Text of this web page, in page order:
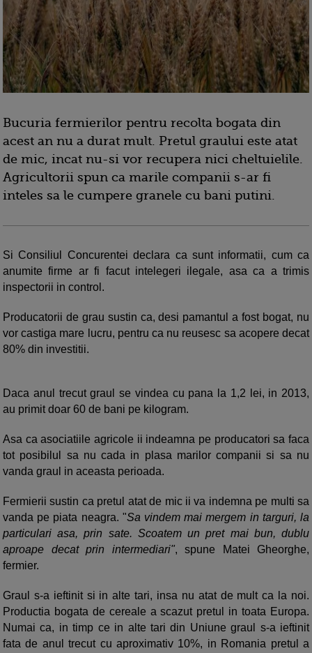
Bucuria fermierilor pentru recolta bogata din
acest an nu a durat mult. Pretul graului este atat
de mic, incat nu-si vor recupera nici cheltuielile.
Agricultorii spun ca marile companii s-ar fi
inteles sa le cumpere granele cu bani putini.
Si Consiliul Concurentei declara ca sunt informatii, cum ca
anumite firme ar fi facut intelegeri ilegale, asa ca a trimis
inspectorii in control.
Producatorii de grau sustin ca, desi pamantul a fost bogat, nu
vor castiga mare lucru, pentru ca nu reusesc sa acopere decat
80% din investitii.
Daca anul trecut graul se vindea cu pana la 1,2 lei, in 2013,
au primit doar 60 de bani pe kilogram.
Asa ca asociatiile agricole ii indeamna pe producatori sa faca
tot posibilul sa nu cada in plasa marilor companii si sa nu
vanda graul in aceasta perioada.
Fermierii sustin ca pretul atat de mic ii va indemna pe multi sa
vanda pe piata neagra. "Sa vindem mai mergem in targuri, la
particulari asa, prin sate. Scoatem un pret mai bun, dublu
aproape decat prin intermediari", spune Matei Gheorghe,
fermier.
Graul s-a ieftinit si in alte tari, insa nu atat de mult ca la noi.
Productia bogata de cereale a scazut pretul in toata Europa.
Numai ca, in timp ce in alte tari din Uniune graul s-a ieftinit
fata de anul trecut cu aproximativ 10%, in Romania pretul a